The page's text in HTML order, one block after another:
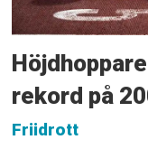
rekord på
Friidrott